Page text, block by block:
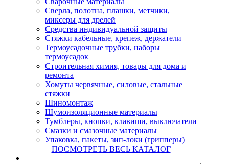
Сверла, полотна, плашки, метчики,
миксеры для дрелей
Средства индивидуальной защиты
Стяжки кабельные, крепеж, держатели
Термоусадочные трубки, наборы
термоусадок
Строительная химия, товары для дома и
ремонта
Хомуты червячные, силовые, стальные
стяжки
Шиномонтаж
Шумоизоляционные материалы
Тумблеры, кнопки, клавиши, выключатели
Смазки и смазочные материалы
Упаковка, пакеты, зип-локи (грипперы)
ПОСМОТРЕТЬ ВЕСЬ КАТАЛОГ